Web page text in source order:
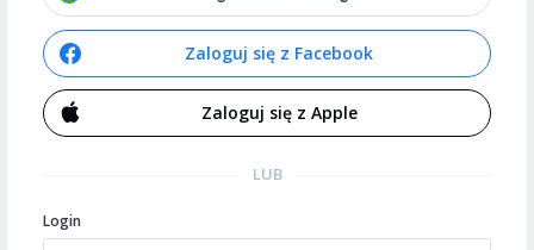
Zaloguj się z Facebook
Zaloguj się z Apple
LUB
Login